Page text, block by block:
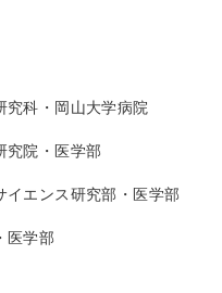
究科・岡山大学病院
究院・医学部
エンス研究部・医学部
医学部